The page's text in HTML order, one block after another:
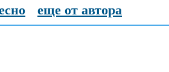
еще от автора